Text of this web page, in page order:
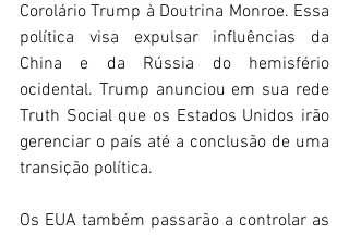
Corolário Trump à Doutrina Monroe. Essa
política visa expulsar influências da
China e da Rússia do hemisfério
ocidental. Trump anunciou em sua rede
Truth Social que os Estados Unidos irão
gerenciar o país até a conclusão de uma
transição política.
Os EUA também passarão a controlar as